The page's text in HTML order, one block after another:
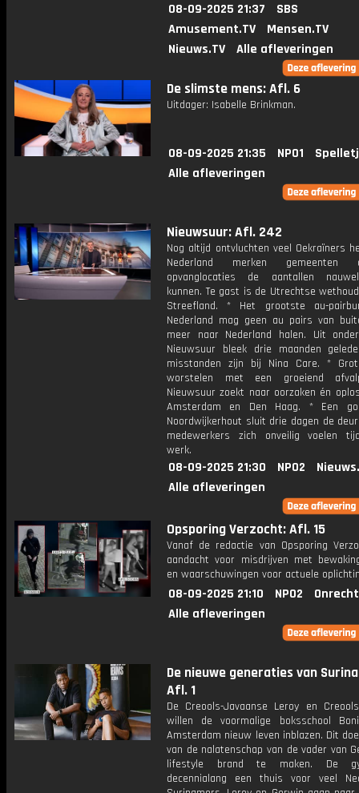
08-09-2025 21:37
SBS
Amusement.TV
Mensen.TV
Nieuws.TV
Alle afleveringen
De slimste mens: Afl. 6
Uitdager: Isabelle Brinkman.
08-09-2025 21:35 NPO1
Alle afleveringen
Nieuwsuur: Afl. 242
Nog altijd ontvluchten veel Oekraïners
Nederland merken
opvanglocaties de aantallen
kunnen. Te gast is de Utrechtse
Streefland. * Het grootste au-
Nederland mag geen au pairs van
meer naar Nederland halen. Uit
Nieuwsuur bleek drie maanden
misstanden zijn bij Nina Care. *
worstelen met een groeiend
Nieuwsuur zoekt naar oorzaken én
Amsterdam en Den Haag. * Een
Noordwijkerhout sluit drie dagen de
medewerkers zich onveilig voelen
werk.
08-09-2025 21:30 NPO2
Alle afleveringen
Opsporing Verzocht: Afl. 15
Vanaf de redactie van Opsporing
aandacht voor misdrijven met
en waarschuwingen voor actuele
08-09-2025 21:10 NPO2
Alle afleveringen
De nieuwe generaties van
Afl. 1
De Creools-Javaanse Leroy en
willen de voormalige boksschool
Amsterdam nieuw leven inblazen. Dit
van de nalatenschap van de vader van
lifestyle brand te maken. De
decennialang een thuis voor veel